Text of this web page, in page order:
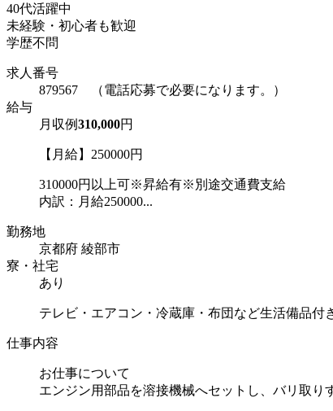
40代活躍中
未経験・初心者も歓迎
学歴不問
求人番号
879567 （電話応募で必要になります。）
給与
月収例310,000円
【月給】250000円
310000円以上可※昇給有※別途交通費支給
内訳：月給250000...
勤務地
京都府 綾部市
寮・社宅
あり
テレビ・エアコン・冷蔵庫・布団など生活備品付
仕事内容
お仕事について
エンジン用部品を溶接機械へセットし、バリ取り